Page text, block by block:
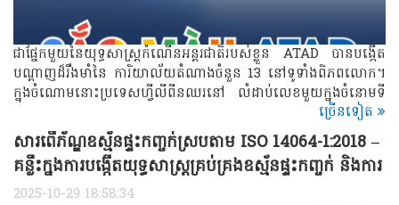
ជាផ្នែកមួយនៃយុទ្ធសាស្ត្រកំណើនអន្តរជាតិរបស់ខ្លួន ATAD បានបង្កើត
បណ្តាញដ៏រឹងមាំនៃ ការិយាល័យតំណាងចំនួន 13 នៅទូទាំងពិភពលោក។
ក្នុងចំណោមនោះប្រទេសហ្វីលីពីនឈរនៅ លំដាប់លេខមួយក្នុងចំនោមទី
ផ្សារដែលបង្កើតបានដំបូងគេយូរបំផុតរបស់ ATAD ជាមួយនឹងកម្លាំង
ការងារដែលមានបទពិសោធន៍ និងជំនាញខ្ពស់នៅទូទាំងទីតាំងសំខាន់ៗ
ចំនួនបីគឺ ម៉ានីល សេប៊ូ និងដាវ៉ាវ។
ច្រើនទៀត
សារពើភ័ណ្ឌឧស្ម័នផ្ទះកញ្ចក់ស្របតាម ISO 14064-1:2018 –
គន្លឹះក្នុងការបង្កើតយុទ្ធសាស្ត្រគ្រប់គ្រងឧស្ម័នផ្ទះកញ្ចក់ និងការ
អភិវឌ្ឍប្រកបដោយចីរភាព
2025-10-29 18:58:34